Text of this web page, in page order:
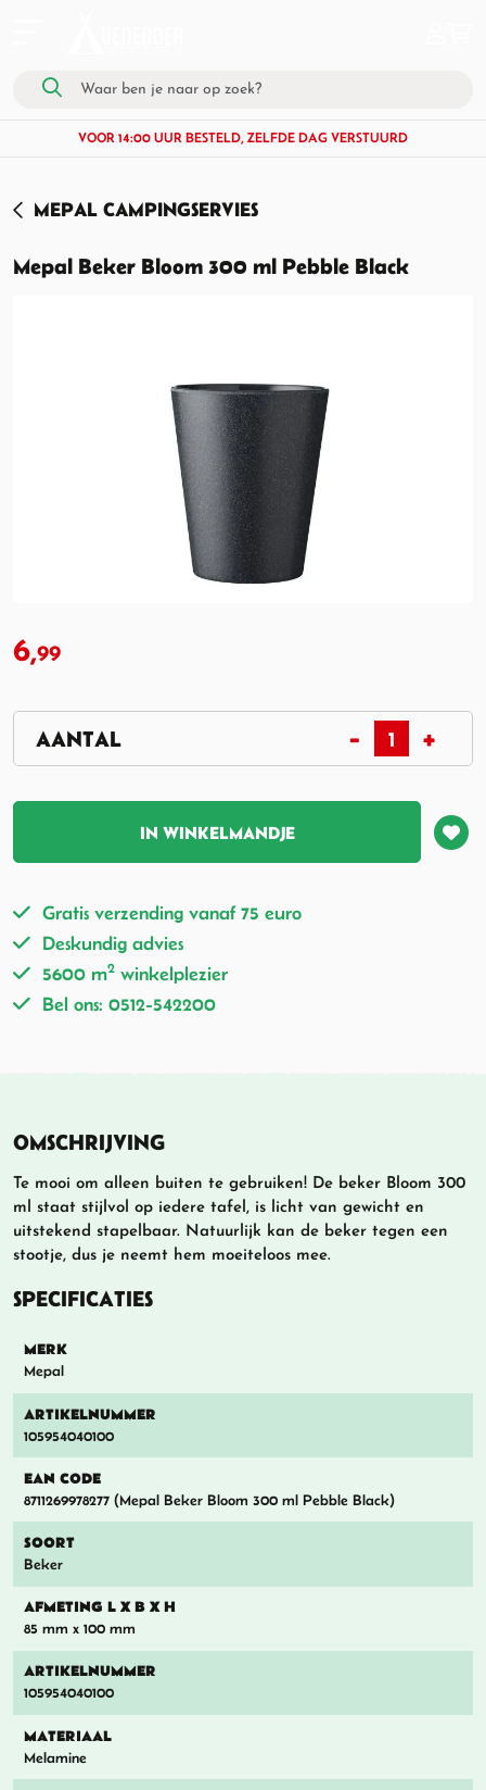
VOOR 14:00 UUR BESTELD, ZELFDE DAG VERSTUURD
MEPAL CAMPINGSERVIES
Mepal Beker Bloom 300 ml Pebble Black
6,99
IN WINKELMANDJE
Gratis verzending vanaf 75 euro
Deskundig advies
5600 m2 winkelplezier
Bel ons: 0512-542200
OMSCHRIJVING
Te mooi om alleen buiten te gebruiken! De beker Bloom 300
ml staat stijlvol op iedere tafel, is licht van gewicht en
uitstekend stapelbaar. Natuurlijk kan de beker tegen een
stootje, dus je neemt hem moeiteloos mee.
SPECIFICATIES
MERK
Mepal
ARTIKELNUMMER
105954040100
EAN CODE
8711269978277 (Mepal Beker Bloom 300 ml Pebble Black)
SOORT
Beker
AFMETING L X B X H
85 mm x 100 mm
ARTIKELNUMMER
105954040100
MATERIAAL
Melamine